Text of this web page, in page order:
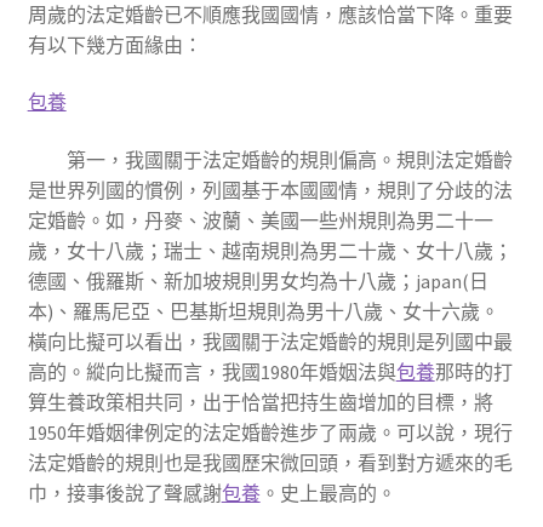
周歲的法定婚齡已不順應我國國情，應該恰當下降。重要
有以下幾方面緣由：
包養
第一，我國關于法定婚齡的規則偏高。規則法定婚齡
是世界列國的慣例，列國基于本國國情，規則了分歧的法
定婚齡。如，丹麥、波蘭、美國一些州規則為男二十一
歲，女十八歲；瑞士、越南規則為男二十歲、女十八歲；
德國、俄羅斯、新加坡規則男女均為十八歲；japan(日
本)、羅馬尼亞、巴基斯坦規則為男十八歲、女十六歲。
橫向比擬可以看出，我國關于法定婚齡的規則是列國中最
高的。縱向比擬而言，我國1980年婚姻法與包養那時的打
算生養政策相共同，出于恰當把持生齒增加的目標，將
1950年婚姻律例定的法定婚齡進步了兩歲。可以說，現行
法定婚齡的規則也是我國歷宋微回頭，看到對方遞來的毛
巾，接事後說了聲感謝包養。史上最高的。